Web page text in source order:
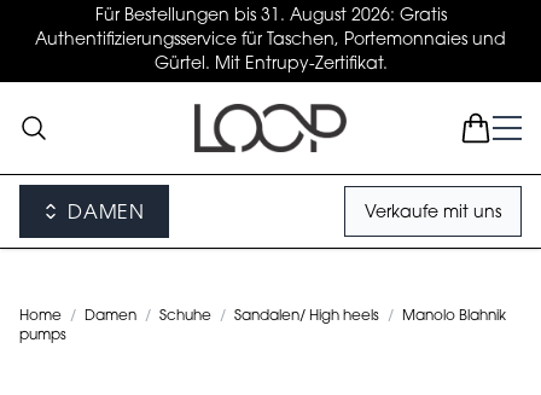
Für Bestellungen bis 31. August 2026: Gratis
Authentifizierungsservice für Taschen, Portemonnaies und
Gürtel. Mit Entrupy-Zertifikat.
DAMEN Verkaufe mit uns
Home / Damen / Schuhe / Sandalen/ High heels /
Manolo Blahnik
pumps